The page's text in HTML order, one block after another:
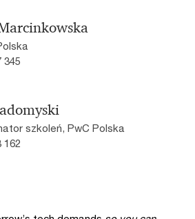
345
szkoleń, PwC Polska
162